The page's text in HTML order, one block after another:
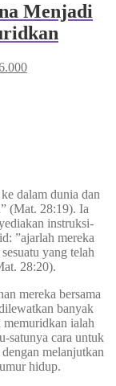
Menjadi
Harga
dalam dunia dan
(Mat. 28:19). Ia
instruksi-
”ajarlah mereka
yang telah
28:20).
mereka bersama
banyak
memuridkan ialah
satunya cara untuk
melanjutkan
hidup.